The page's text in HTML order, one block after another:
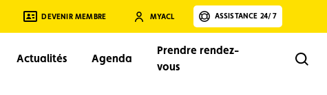
DEVENIR MEMBRE MYACL ASSISTANCE 24/7
Actualités Agenda
Prendre rendez-
vous